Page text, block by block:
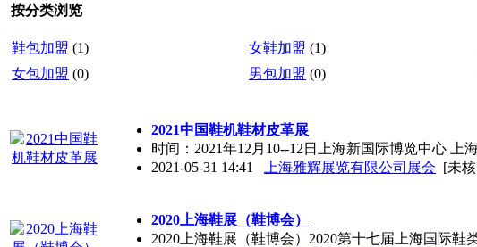
按分类浏览
鞋包加盟 (1) 女鞋加盟 (1)
女包加盟 (0) 男包加盟 (0)
2021中国鞋机鞋材皮革展
时间：2021年12月10--12日上海新国际博览中心
2021-05-31 14:41
上海雅辉展览有限公司展会 [未
2020上海鞋展（鞋博会）
2020上海鞋展（鞋博会）2020第十七届上海国际